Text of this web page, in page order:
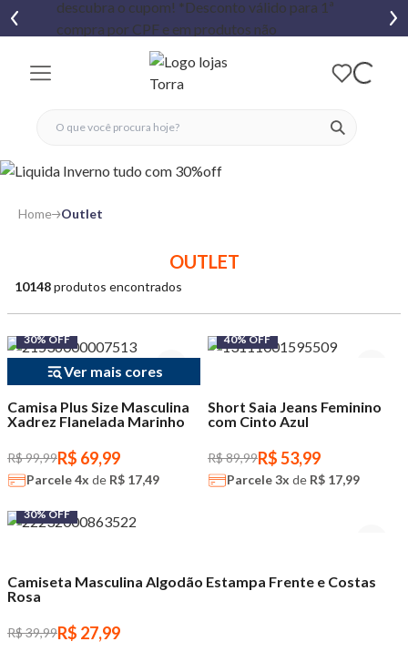
ver
fechar menu
fechar menu
favoritos
Home Outlet
OUTLET
10148produtos encontrados
30% OFF
Ver mais cores
Camisa Plus Size Masculina
Xadrez Flanelada Marinho
R$ 99,99R$ 69,99
Parcele4x de R$ 17,49
40% OFF
Short Saia Jeans Feminino
com Cinto Azul
R$ 89,99R$ 53,99
Parcele3x de R$ 17,99
30% OFF
Camiseta Masculina Algodão Estampa Frente e Costas
Rosa
R$ 39,99R$ 27,99